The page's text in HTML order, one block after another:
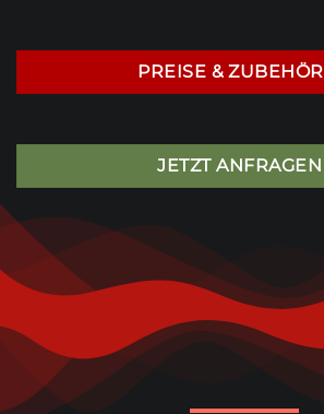
PREISE & ZUBEHÖR
JETZT ANFRAGEN